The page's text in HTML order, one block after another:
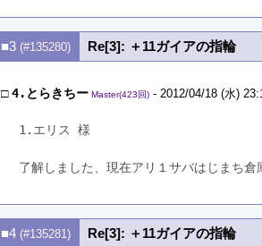
■3 (#135280)
Re[3]: ＋11ガイアの指輪
□4.とらきちー Master(423回)- 2012/04/18 (水)
1.エリス 様
了解しました、現在アリ１サバはじまち倉
■4 (#135281)
Re[3]: ＋11ガイアの指輪